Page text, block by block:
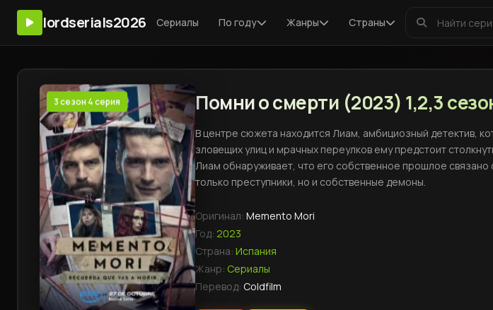
lordserials2026 Сериалы По году Жанры Страны
3 сезон 4 серия Помни о смерти (2023) 1,2,3
В центре сюжета находится Лиам, амбициозный детектив,
зловещих улиц и мрачных переулков ему предстоит
Лиам обнаруживает, что его собственное прошлое связано
только преступники, но и собственные демоны.
Оригинал: Memento Mori
Год: 2023
Страна: Испания
Жанр: Сериалы
Перевод: Coldfilm